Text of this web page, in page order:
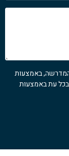
המדרשה, באמצעות
בכל עת באמצעות